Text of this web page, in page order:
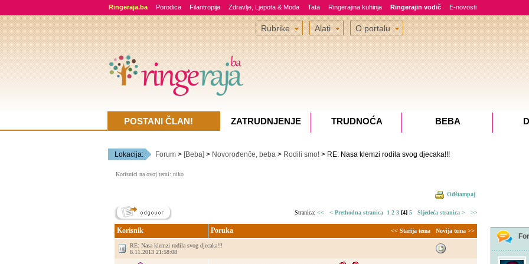
Ringeraja.ba Porodica Filantropija Zdravlje, Ljepota & Moda Tata Ringerajina kuhinja Ringerajin vodič E-novosti
Lokacija: Forum> [Beba] > Novorođenče, beba> Rodili smo!> RE: Nasa klemzi rodila svog djecaka!!!
Korisnici na ovoj temi: niko
Odštampaj
Stranica: << < Prethodna stranica 1 2 3 [4] 5 Sljedeća stranica > >>
Korisnik Poruka << Starija tema Novija tema >>
RE: Nasa klemzi rodila svog djecaka!!!
8.11.2013 21:58:08
Rubrike Alati O portalu
POSTANI ČLAN! ZATRUDNJENJE TRUDNOĆA BEBA